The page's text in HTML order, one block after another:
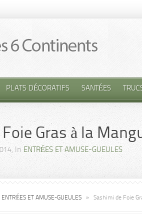
PLATS DÉCORATIFS SANTÉES
Gras à la
In ENTRÉES ET AMUSE-GUEULES
ENTRÉES ET AMUSE-GUEULES » Sashimi de Foie